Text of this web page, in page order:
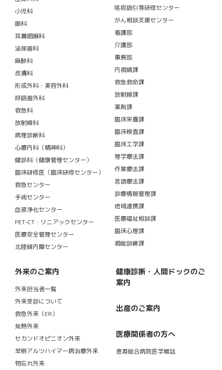
小児科
眼科
耳鼻咽喉科
泌尿器科
麻酔科
皮膚科
形成外科・美容外科
呼吸器外科
救急科
放射線科
病理診断科
心療内科（精神科）
健診科（健康管理センター）
臨床研修医（臨床研修センター）
救急センター
手術センター
血液浄化センター
PET-CT・リニアックセンター
医療安全管理センター
北陸緑内障センター
喀痰吸引等研修センター
がん相談支援センター
看護部
介護部
事務部
内視鏡課
救急救命課
放射線課
薬剤課
臨床栄養課
臨床検査課
臨床工学課
理学療法課
作業療法課
言語療法課
診療情報管理課
地域連携課
医療福祉相談課
臨床心理課
視能訓練課
外来のご案内
外来担当者一覧
外来受診について
救急外来（ER）
発熱外来
セカンドオピニオン外来
早期アルツハイマー病治療外来
物忘れ外来
健康診断・人間ドックのご
案内
出産のご案内
医療関係者の方へ
恵寿総合病院医学雑誌